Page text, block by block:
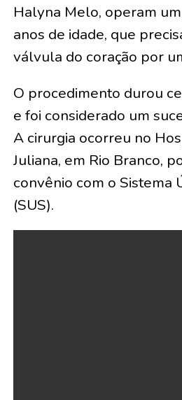
Halyna Melo, operam
anos de idade, que
válvula do coração por
O procedimento durou
e foi considerado um
A cirurgia ocorreu no
Juliana, em Rio Branco,
convênio com o Sistema
(SUS).